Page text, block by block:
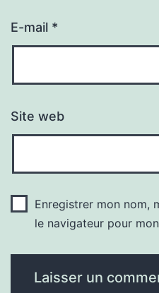
E-mail *
Site web
Enregistrer mon nom,
le navigateur pour